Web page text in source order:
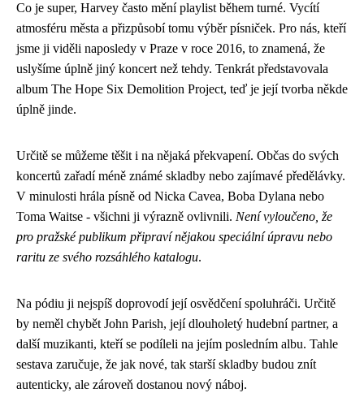
Co je super, Harvey často mění playlist během turné. Vycítí
atmosféru města a přizpůsobí tomu výběr písniček. Pro nás, kteří
jsme ji viděli naposledy v Praze v roce 2016, to znamená, že
uslyšíme úplně jiný koncert než tehdy. Tenkrát představovala
album The Hope Six Demolition Project, teď je její tvorba někde
úplně jinde.
Určitě se můžeme těšit i na nějaká překvapení. Občas do svých
koncertů zařadí méně známé skladby nebo zajímavé předělávky.
V minulosti hrála písně od Nicka Cavea, Boba Dylana nebo
Toma Waitse - všichni ji výrazně ovlivnili. Není vyloučeno, že
pro pražské publikum připraví nějakou speciální úpravu nebo
raritu ze svého rozsáhlého katalogu.
Na pódiu ji nejspíš doprovodí její osvědčení spoluhráči. Určitě
by neměl chybět John Parish, její dlouholetý hudební partner, a
další muzikanti, kteří se podíleli na jejím posledním albu. Tahle
sestava zaručuje, že jak nové, tak starší skladby budou znít
autenticky, ale zároveň dostanou nový náboj.